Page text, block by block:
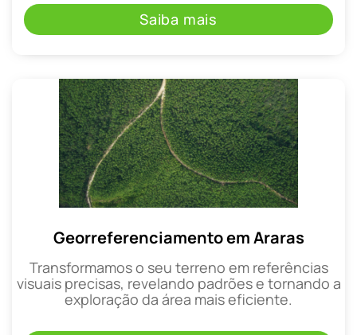
Saiba mais
Georreferenciamento em Araras
Transformamos o seu terreno em referências
visuais precisas, revelando padrões e tornando a
exploração da área mais eficiente.